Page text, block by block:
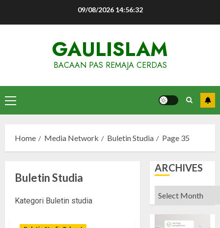
09/08/2026 14:56:33
GAULISLAM
BACAAN PAS REMAJA CERDAS
Primary
Menu
Home Media Network Buletin Studia Page 35
Buletin Studia
Kategori Buletin studia
ARCHIVES
Archives